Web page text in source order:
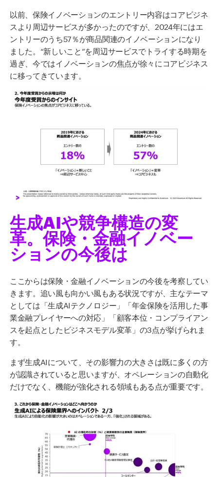
以前、保険イノベーションのエントリー内容はコアビジネ
スより周辺サービスが多かったのですが、2024年にはエ
ントリーのうち57％が商品関連のイノベーションになり
ました。“新しいこと”を周辺サービスでトライする時期を
過ぎ、今ではイノベーションの焦点が徐々にコアビジネス
に移ってきています。
生成AIや競争構造の変
革。保険・金融イノベー
ションの今後は
ここからは保険・金融イノベーションの今後を考察してい
きます。追い風も向かい風もある状況ですが、主なテーマ
としては「生成AIテクノロジー」「年金保険を活用した事
業金融プレイヤーへの対応」「顧客本位・コンプライアン
スを起点としたビジネスモデル変革」の3点が挙げられま
す。
まず生成AIについて、その影響力の大きさは既に多くの方
が認識されていると思いますが、オペレーションの自動化
だけでなく、機能が強化される領域もある点が重要です。